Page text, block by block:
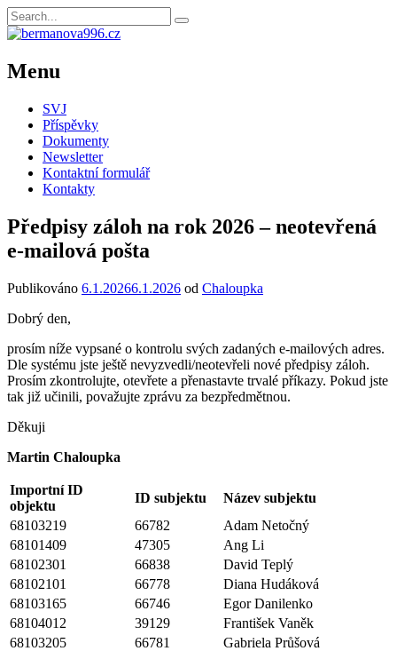
Menu
SVJ
Příspěvky
Dokumenty
Newsletter
Kontaktní formulář
Kontakty
Předpisy záloh na rok 2026 – neotevřená
e-mailová pošta
Publikováno 6.1.20266.1.2026 od Chaloupka
Dobrý den,
prosím níže vypsané o kontrolu svých zadaných e-mailových adres.
Dle systému jste ještě nevyzvedli/neotevřeli nové předpisy záloh.
Prosím zkontrolujte, otevřete a přenastavte trvalé příkazy. Pokud jste
tak již učinili, považujte zprávu za bezpředmětnou.
Děkuji
Martin Chaloupka
Importní ID
objektu
ID subjektu
Název subjektu
68103219
66782
Adam Netočný
68101409
47305
Ang Li
68102301
66838
David Teplý
68102101
66778
Diana Hudáková
68103165
66746
Egor Danilenko
68104012
39129
František Vaněk
68103205
66781
Gabriela Průšová